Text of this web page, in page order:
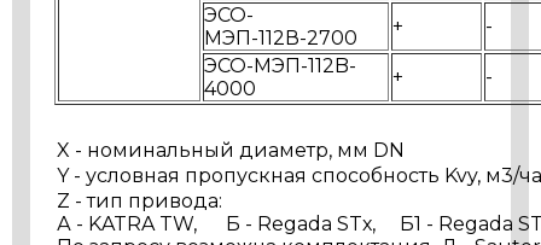
ЭСО-
МЭП-112В-2700
+
-
ЭСО-МЭП-112B-
4000
+ -
X - номинальный диаметр, мм DN
Y - условная пропускная способность Kvy, м3/
Z - тип привода:
А - KATRA TW, Б - Regada STх, Б1 - Regada